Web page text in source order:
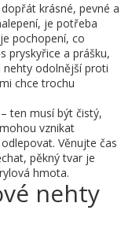
krásné, pevné a
je potřeba
pochopení, co
pryskyřice a prášku,
odolnější proti
chce trochu
ten musí být čistý,
vznikat
Věnujte čas
pěkný tvar je
hmota.
nehty